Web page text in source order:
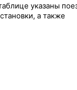
указаны
а также